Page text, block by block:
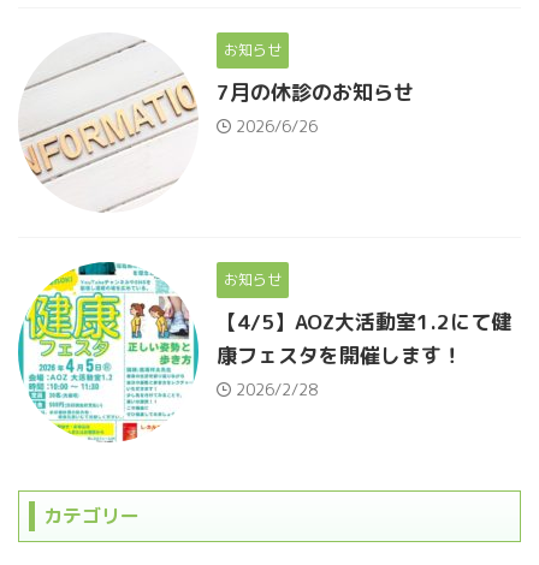
お知らせ
7月の休診のお知らせ
2026/6/26
お知らせ
【4/5】AOZ大活動室1.2にて健
康フェスタを開催します！
2026/2/28
カテゴリー